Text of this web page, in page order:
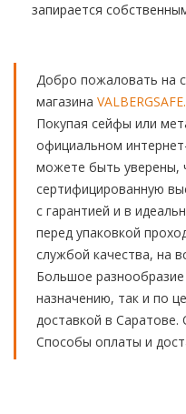
запирается
Добро пожаловать на
магазина
Покупая сейфы или
официальном
можете быть уверены,
сертифицированную
с гарантией и в
перед упаковкой
службой качества, на
Большое
назначению, так и по
доставкой в
Способы оплаты и